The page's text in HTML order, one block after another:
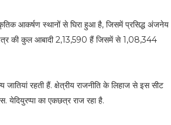
आकर्षण स्थानों से घिरा हुआ है, जिसमें प्रसिद्ध अंजनेय
की कुल आबादी 2,13,590 हैं जिसमें से 1,08,344
जातियां रहती हैं. क्षेत्रीय राजनीति के लिहाज से इस सीट
येदियुरप्पा का एकछत्र राज रहा है.